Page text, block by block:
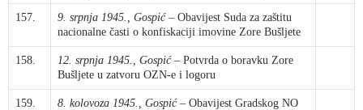
157. 9. srpnja 1945., Gospić – Obavijest Suda za zaštitu
nacionalne časti o konfiskaciji imovine Zore Bušljete
158. 12. srpnja 1945., Gospić – Potvrda o boravku Zore
Bušljete u zatvoru OZN-e i logoru
159. 8. kolovoza 1945., Gospić – Obavijest Gradskog NO